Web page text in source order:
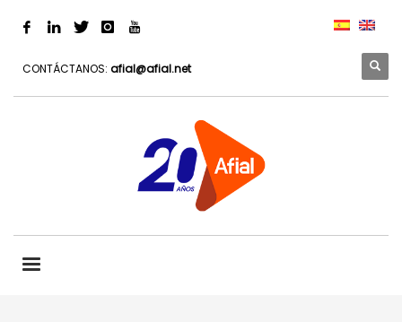
CONTÁCTANOS: afial@afial.net